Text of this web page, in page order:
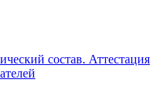
состав. Аттестация